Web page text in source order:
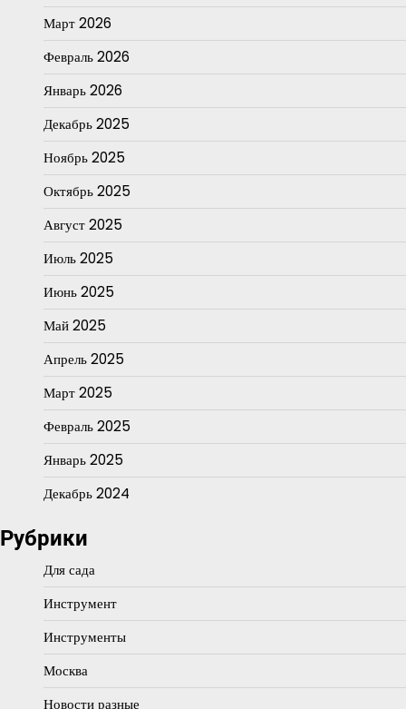
Март 2026
Февраль 2026
Январь 2026
Декабрь 2025
Ноябрь 2025
Октябрь 2025
Август 2025
Июль 2025
Июнь 2025
Май 2025
Апрель 2025
Март 2025
Февраль 2025
Январь 2025
Декабрь 2024
Рубрики
Для сада
Инструмент
Инструменты
Москва
Новости разные